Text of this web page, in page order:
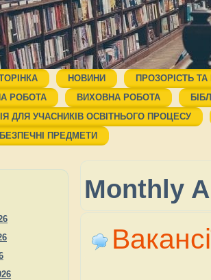
НОВИНИ
ПРОЗОРІСТЬ
РОБОТА
ВИХОВНА РОБОТА
ДЛЯ УЧАСНИКІВ ОСВІТНЬОГО ПРОЦЕСУ
ПРЕДМЕТИ
Monthly